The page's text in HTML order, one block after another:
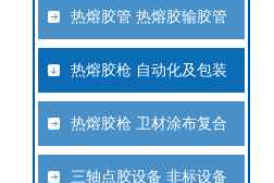
热熔胶管 热熔胶输胶管
热熔胶枪 自动化及包装
热熔胶枪 卫材涂布复合
三轴点胶设备 非标设备